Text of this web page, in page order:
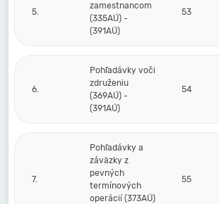
5.
zamestnancom
(335AÚ) -
(391AÚ)
53
6.
Pohľadávky voči
združeniu
(369AÚ) -
(391AÚ)
54
7.
Pohľadávky a
záväzky z
pevných
termínových
operácií (373AÚ)
55